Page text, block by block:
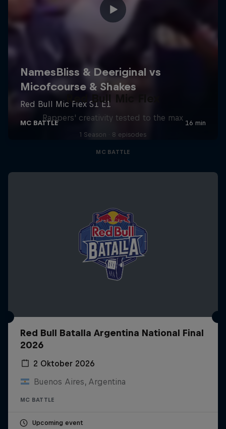
Red Bull Mic Flex
Rappers' creativity tested to the max
1 Season · 8 episodes
MC BATTLE
Red Bull Batalla Argentina National Final
2026
2 Oktober 2026
Buenos Aires, Argentina
MC BATTLE
Upcoming event